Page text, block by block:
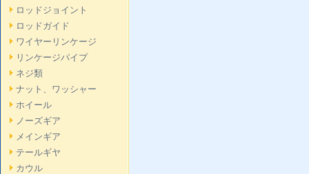
ロッドジョイント
ロッドガイド
ワイヤーリンケージ
リンケージパイプ
ネジ類
ナット、ワッシャー
ホイール
ノーズギア
メインギア
テールギヤ
カウル